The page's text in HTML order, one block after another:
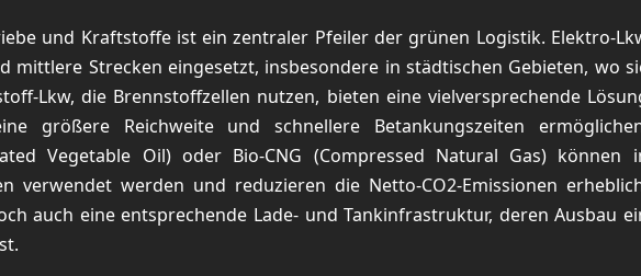
und Kraftstoffe ist ein zentraler Pfeiler der grünen Logistik. Elektro-
Strecken eingesetzt, insbesondere in städtischen Gebieten, wo
Lkw, die Brennstoffzellen nutzen, bieten eine vielversprechende
größere Reichweite und schnellere Betankungszeiten
Vegetable Oil) oder Bio-CNG (Compressed Natural Gas) können
verwendet werden und reduzieren die Netto-CO2-Emissionen
auch eine entsprechende Lade- und Tankinfrastruktur, deren Ausbau